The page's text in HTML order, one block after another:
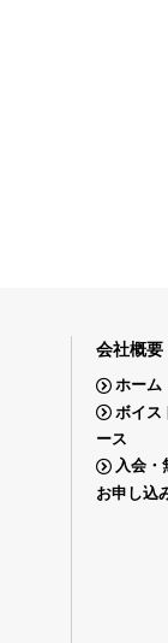
会社概要
ホーム
ボイス
ース
入会・
お申し込